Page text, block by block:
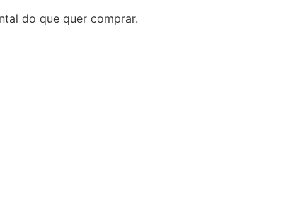
do que quer comprar.